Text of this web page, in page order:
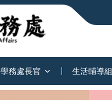
學務處長官 生活輔導組